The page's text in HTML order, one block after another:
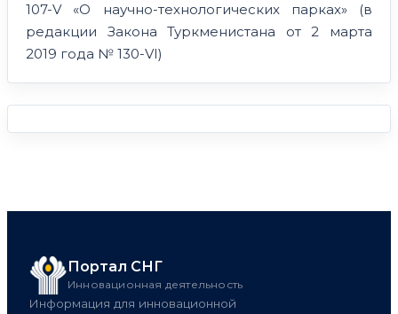
107-V «О научно-технологических парках» (в
редакции Закона Туркменистана от 2 марта
2019 года № 130-VI)
Портал СНГ
Инновационная деятельность
Информация для инновационной